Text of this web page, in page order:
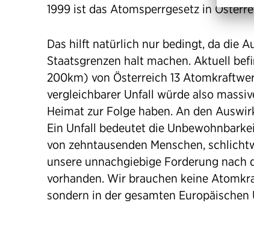
1999 ist das Atomsperrgesetz in
Das hilft natürlich nur bedingt, da die
Staatsgrenzen halt machen. Aktuell
200km) von Österreich 13
vergleichbarer Unfall würde also
Heimat zur Folge haben. An den
Ein Unfall bedeutet die
von zehntausenden Menschen,
unsere unnachgiebige Forderung
vorhanden. Wir brauchen keine
sondern in der gesamten